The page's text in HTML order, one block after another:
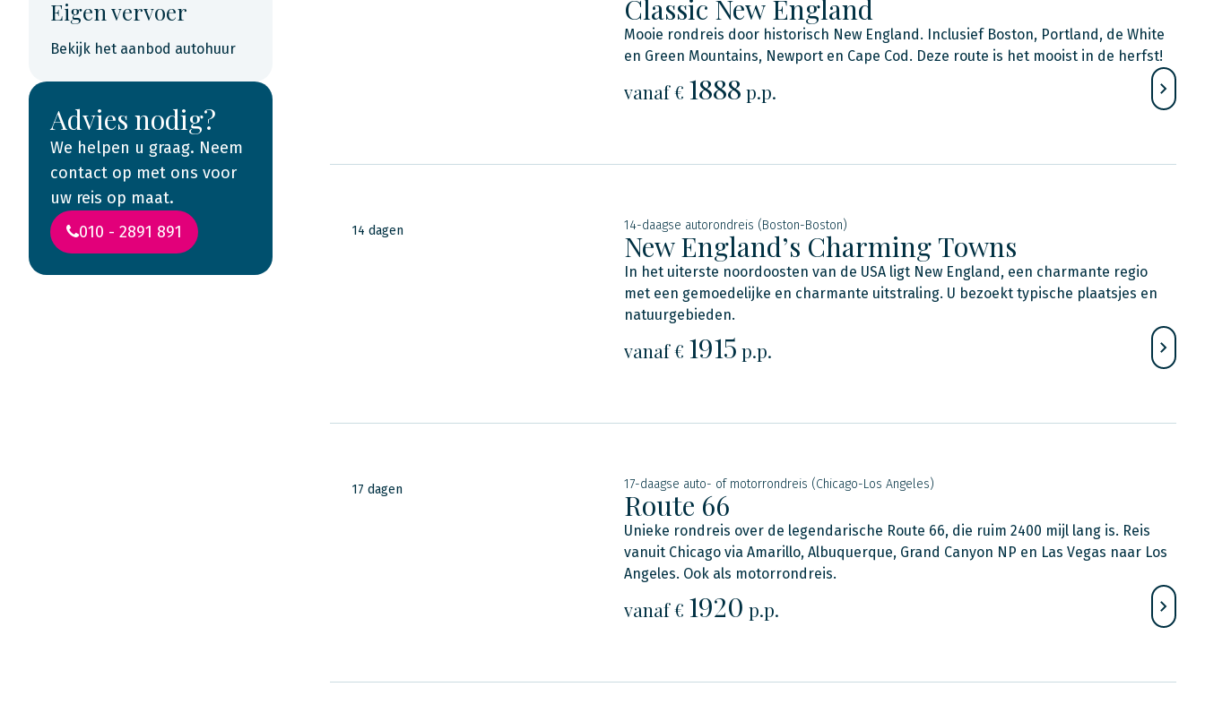
Eigen vervoer
Bekijk het aanbod autohuur
Advies nodig?
We helpen u graag. Neem
contact op met ons voor
uw reis op maat.
010 - 2891 891
Classic New England
Mooie rondreis door historisch New England. Inclusief Boston, Portland, de White
en Green Mountains, Newport en Cape Cod. Deze route is het mooist in de herfst!
vanaf € 1888 p.p.
14 dagen 14-daagse autorondreis (Boston-Boston)
New England’s Charming Towns
In het uiterste noordoosten van de USA ligt New England, een charmante regio
met een gemoedelijke en charmante uitstraling. U bezoekt typische plaatsjes en
natuurgebieden.
vanaf € 1915 p.p.
17 dagen 17-daagse auto- of motorrondreis (Chicago-Los Angeles)
Route 66
Unieke rondreis over de legendarische Route 66, die ruim 2400 mijl lang is. Reis
vanuit Chicago via Amarillo, Albuquerque, Grand Canyon NP en Las Vegas naar Los
Angeles. Ook als motorrondreis.
vanaf € 1920 p.p.